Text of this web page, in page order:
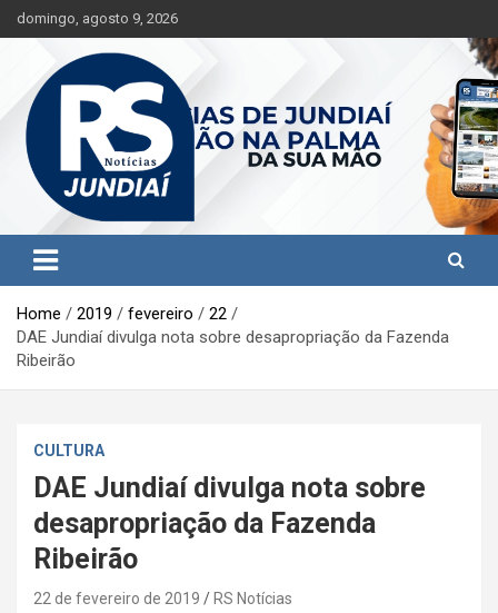
k
t
domingo, agosto 9, 2026
RS Notícias Jundiaí
Jundiaí e região na palma da sua mão!
Home 2019 fevereiro
22
DAE Jundiaí divulga nota sobre desapropriação da Fazenda
Ribeirão
CULTURA
DAE Jundiaí divulga nota sobre
desapropriação da Fazenda
Ribeirão
22 de fevereiro de 2019
RS Notícias